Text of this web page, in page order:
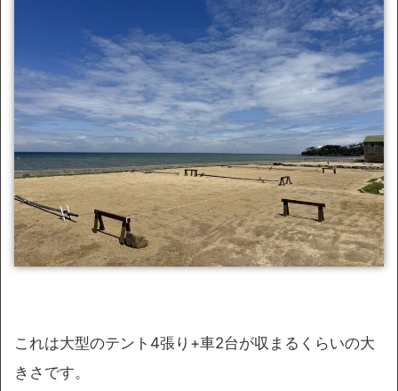
これは大型のテント4張り+車2台が収まるくらいの大
きさです。